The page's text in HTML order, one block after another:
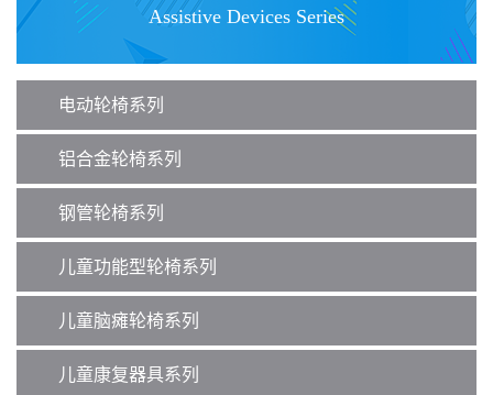
i
g
i
Assistive Devices Series
电动轮椅系列
铝合金轮椅系列
钢管轮椅系列
儿童功能型轮椅系列
儿童脑瘫轮椅系列
儿童康复器具系列